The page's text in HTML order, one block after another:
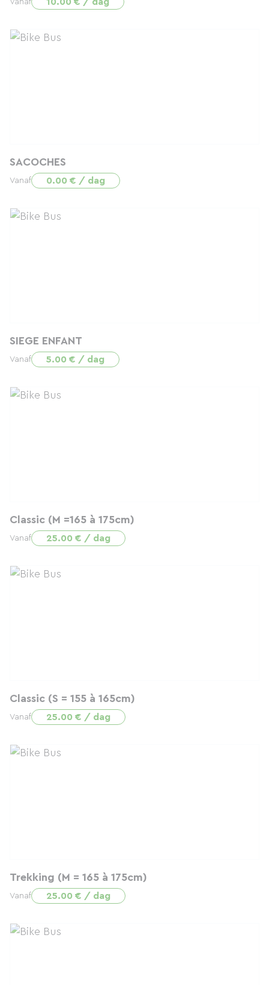
Vanaf
SACOCHES
Vanaf 0.00 € / dag
SIEGE ENFANT
Vanaf 5.00 € / dag
Classic (M =165 à 175cm)
Vanaf 25.00 € / dag
Classic (S = 155 à 165cm)
Vanaf 25.00 € / dag
Trekking (M = 165 à 175cm)
Vanaf 25.00 € / dag